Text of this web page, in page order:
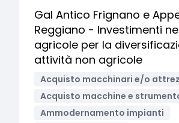
Gal Antico Frignano e
Reggiano - Investimenti
agricole per la
attività non agricole
Acquisto macchinari e/o
Acquisto macchine e
Ammodernamento impianti